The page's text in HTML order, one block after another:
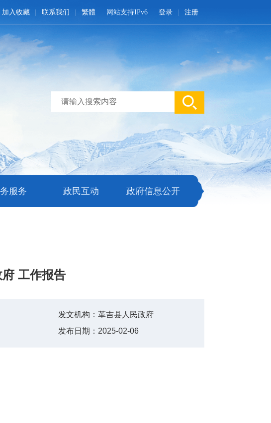
登录 注册
网站支持IPv6
加入收藏 联系我们 繁體
服务 政民互动 政府信息公开
工作报告
发文机构： 革吉县人民政府
发布日期： 2025-02-06